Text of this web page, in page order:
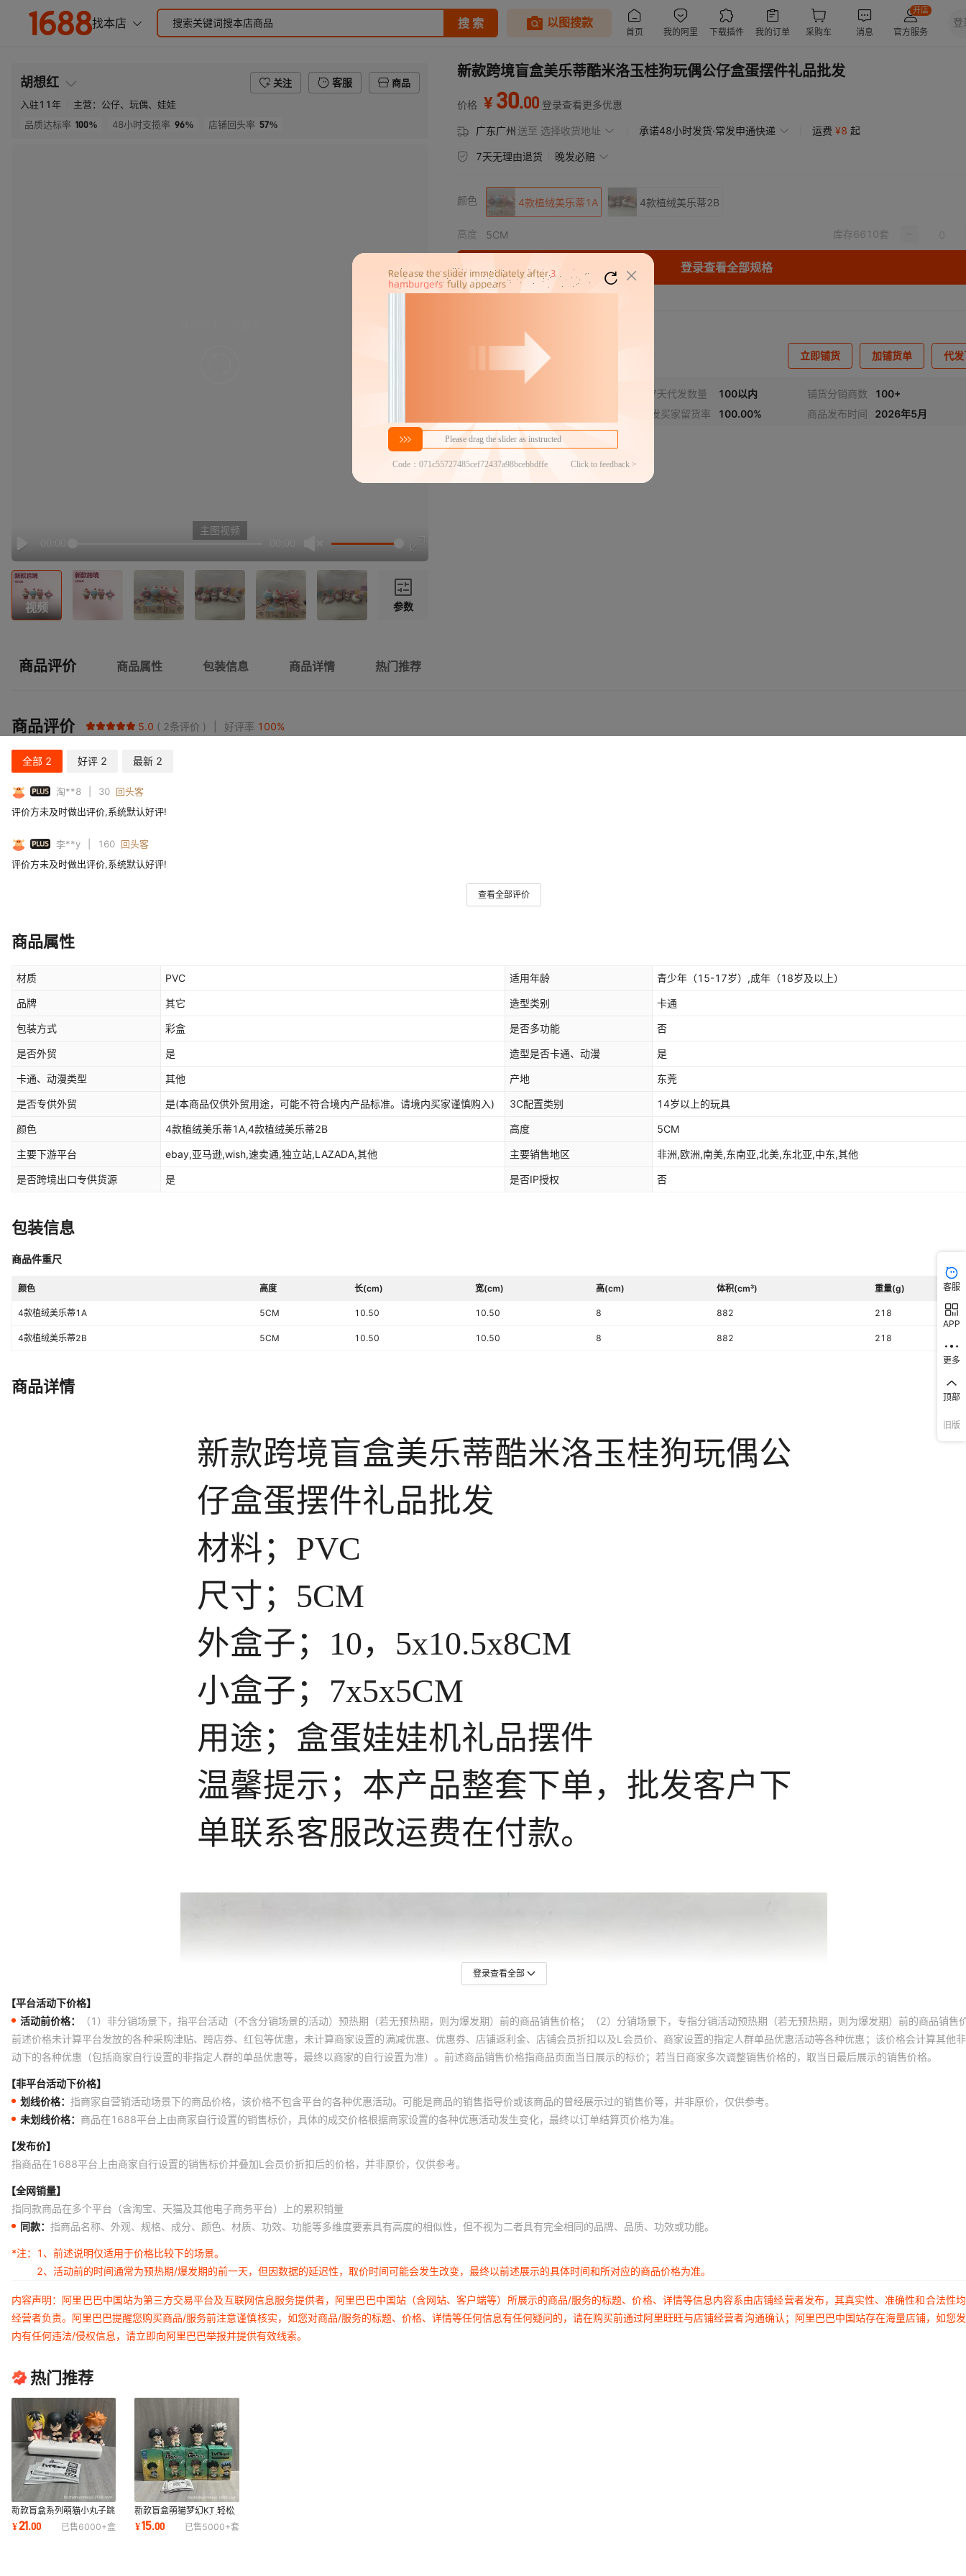
胡想红 关注 客服
商品
入驻11年 主营： 公仔、玩偶、娃娃
品质达标率 100% 48小时支揽率 96% 店铺回头率 57%
Play
主图视频
视频 参数
新款跨境盲盒美乐蒂酷米洛玉桂狗玩偶公仔盒蛋摆件礼品批发
价格 ¥ 30.00 登录查看更多优惠
广东广州 送至 选择收货地址 承诺48小时发货·常发申通快递 运费 ¥8 起
7天无理由退货 晚发必赔
颜色 4款植绒美乐蒂1A 4款植绒美乐蒂2B
高度 5CM 库存6610套
登录查看全部规格
官方仓退货 立即铺货 加铺货单 代
近7天代发数量 100以内 铺货分销商数
100+
代发买家留货率 100.00% 商品发布时间 2026年5月
商品评价 商品属性 包装信息 商品详情 热门推荐
商品评价 5.0 2条评价 好评率 100%
全部 2 好评 2 最新 2
PLUS 淘**8 30 回头客
评价方未及时做出评价,系统默认好评!
PLUS 李**y 160 回头客
评价方未及时做出评价,系统默认好评!
查看全部评价
商品属性
材质 PVC 适用年龄 青少年（15-17岁）,成年（18岁及以上）
品牌 其它 造型类别 卡通
包装方式 彩盒 是否多功能 否
是否外贸 是 造型是否卡通、动漫 是
卡通、动漫类型 其他 产地 东莞
是否专供外贸 是(本商品仅供外贸用途，可能不符合境内产品标准。请境内买家谨慎购入) 3C配置类别 14岁以上的玩具
颜色 4款植绒美乐蒂1A,4款植绒美乐蒂2B 高度 5CM
主要下游平台 ebay,亚马逊,wish,速卖通,独立站,LAZADA,其他 主要销售地区 非洲,欧洲,南美,东南亚,北美,东北亚,中东,其他
是否跨境出口专供货源 是 是否IP授权 否
包装信息
商品件重尺
颜色 高度 长(cm) 宽(cm) 高(cm) 体积(cm³) 重量(g)
4款植绒美乐蒂1A 5CM 10.50 10.50 8 882 218
4款植绒美乐蒂2B 5CM 10.50 10.50 8 882 218
商品详情
登录查看全部
【平台活动下价格】
活动前价格：
（1）非分销场景下，指平台活动（不含分销场景的活动）预热期（若无预热期，则为爆发期）前的商品销售价格；（2）分销场景下，专指分销活动预热期（若无预热期，则为爆发期）前的商品销售
前述价格未计算平台发放的各种采购津贴、跨店券、红包等优惠，未计算商家设置的满减优惠、优惠券、店铺返利金、店铺会员折扣以及L会员价、商家设置的指定人群单品优惠活动等各种优惠；该价格会计算其他
动下的各种优惠（包括商家自行设置的非指定人群的单品优惠等，最终以商家的自行设置为准）。前述商品销售价格指商品页面当日展示的标价；若当日商家多次调整销售价格的，取当日最后展示的销售价格。
【非平台活动下价格】
划线价格： 指商家自营销活动场景下的商品价格，该价格不包含平台的各种优惠活动。可能是商品的销售指导价或该商品的曾经展示过的销售价等，并非原价，仅供参考。
未划线价格： 商品在1688平台上由商家自行设置的销售标价，具体的成交价格根据商家设置的各种优惠活动发生变化，最终以订单结算页价格为准。
【发布价】
指商品在1688平台上由商家自行设置的销售标价并叠加L会员价折扣后的价格，并非原价，仅供参考。
【全网销量】
指同款商品在多个平台（含淘宝、天猫及其他电子商务平台）上的累积销量
同款： 指商品名称、外观、规格、成分、颜色、材质、功效、功能等多维度要素具有高度的相似性，但不视为二者具有完全相同的品牌、品质、功效或功能。
*注：
1、前述说明仅适用于价格比较下的场景。
2、活动前的时间通常为预热期/爆发期的前一天，但因数据的延迟性，取价时间可能会发生改变，最终以前述展示的具体时间和所对应的商品价格为准。
内容声明：阿里巴巴中国站为第三方交易平台及互联网信息服务提供者，阿里巴巴中国站（含网站、客户端等）所展示的商品/服务的标题、价格、详情等信息内容系由店铺经营者发布，其真实性、准确性和合法性
经营者负责。阿里巴巴提醒您购买商品/服务前注意谨慎核实，如您对商品/服务的标题、价格、详情等任何信息有任何疑问的，请在购买前通过阿里旺旺与店铺经营者沟通确认；阿里巴巴中国站存在海量店铺，如您
内有任何违法/侵权信息，请立即向阿里巴巴举报并提供有效线索。
热门推荐
新款盲盒系列萌猫小丸子跳
跳马 台湾水果搪胶玩偶公
仔摆件娃娃机
¥21.00 已售6000+盒
新款盲盒萌猫梦幻KT 轻松
熊小丸子游乐园小新史努比
叮当猫公仔
¥15.00 已售5000+套
客服
APP
更多
顶部
旧版